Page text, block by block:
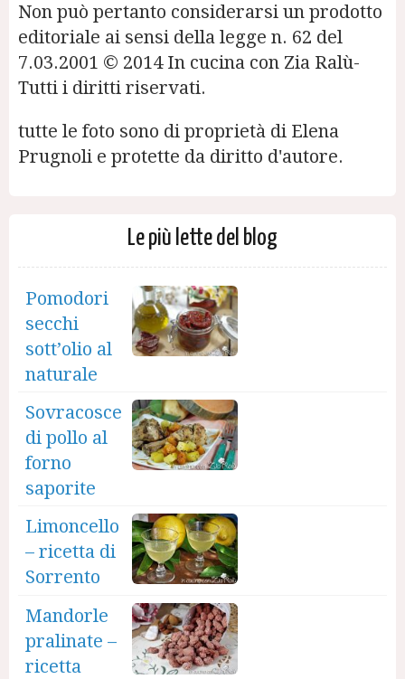
Non può pertanto considerarsi un prodotto
editoriale ai sensi della legge n. 62 del
7.03.2001 © 2014 In cucina con Zia Ralù-
Tutti i diritti riservati.
tutte le foto sono di proprietà di Elena
Prugnoli e protette da diritto d'autore.
Le più lette del blog
Pomodori
secchi
sott’olio al
naturale
Sovracosce
di pollo al
forno
saporite
Limoncello
– ricetta di
Sorrento
Mandorle
pralinate –
ricetta